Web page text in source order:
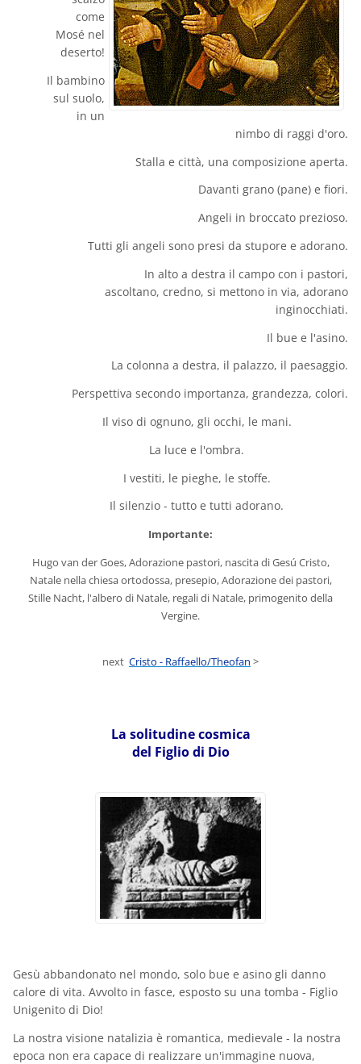
come
Mosé nel
deserto!
Il bambino
sul suolo,
in un
nimbo di raggi d'oro.
Stalla e città, una composizione aperta.
Davanti grano (pane) e fiori.
Angeli in broccato prezioso.
Tutti gli angeli sono presi da stupore e adorano.
In alto a destra il campo con i pastori,
ascoltano, credno, si mettono in via, adorano
inginocchiati.
Il bue e l'asino.
La colonna a destra, il palazzo, il paesaggio.
Perspettiva secondo importanza, grandezza, colori.
Il viso di ognuno, gli occhi, le mani.
La luce e l'ombra.
I vestiti, le pieghe, le stoffe.
Il silenzio - tutto e tutti adorano.
Importante:
Hugo van der Goes, Adorazione pastori, nascita di Gesú Cristo,
Natale nella chiesa ortodossa, presepio, Adorazione dei pastori,
Stille Nacht, l'albero di Natale, regali di Natale, primogenito della
Vergine.
next Cristo - Raffaello/Theofan >
La solitudine cosmica
del Figlio di Dio
Gesù abbandonato nel mondo, solo bue e asino gli danno
calore di vita. Avvolto in fasce, esposto su una tomba - Figlio
Unigenito di Dio!
La nostra visione natalizia è romantica, medievale - la nostra
epoca non era capace di realizzare un'immagine nuova,